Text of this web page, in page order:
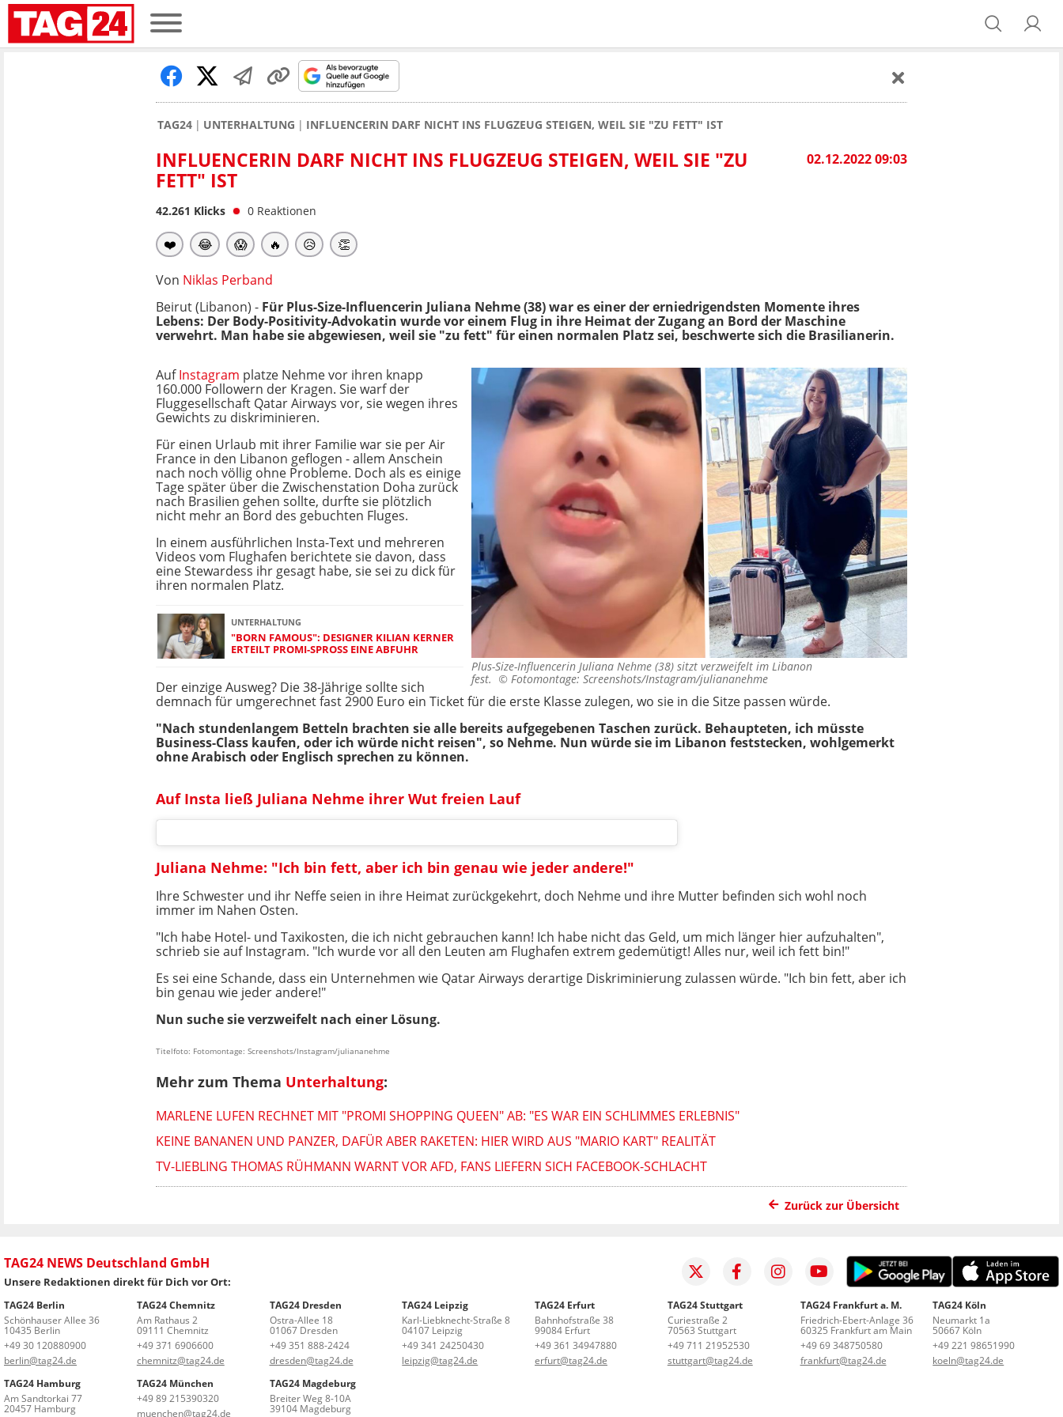
TAG24 UNTERHALTUNG INFLUENCERIN DARF NICHT INS FLUGZEUG STEIGEN, WEIL SIE "ZU FETT" IST
02.12.2022 09:03
INFLUENCERIN DARF NICHT INS FLUGZEUG STEIGEN, WEIL SIE "ZU
FETT" IST
42.261 Klicks 0 Reaktionen
❤️ 😂 😱 🔥 😥 👏
Von Niklas Perband
Beirut (Libanon) - Für Plus-Size-Influencerin Juliana Nehme (38) war es einer der erniedrigendsten Momente ihres
Lebens: Der Body-Positivity-Advokatin wurde vor einem Flug in ihre Heimat der Zugang an Bord der Maschine
verwehrt. Man habe sie abgewiesen, weil sie "zu fett" für einen normalen Platz sei, beschwerte sich die Brasilianerin.
Plus-Size-Influencerin Juliana Nehme (38) sitzt verzweifelt im Libanon
fest. © Fotomontage: Screenshots/Instagram/juliananehme
AufInstagram platze Nehme vor ihren knapp
160.000 Followern der Kragen. Sie warf der
Fluggesellschaft Qatar Airways vor, sie wegen ihres
Gewichts zu diskriminieren.
Für einen Urlaub mit ihrer Familie war sie per Air
France in den Libanon geflogen - allem Anschein
nach noch völlig ohne Probleme. Doch als es einige
Tage später über die Zwischenstation Doha zurück
nach Brasilien gehen sollte, durfte sie plötzlich
nicht mehr an Bord des gebuchten Fluges.
In einem ausführlichen Insta-Text und mehreren
Videos vom Flughafen berichtete sie davon, dass
eine Stewardess ihr gesagt habe, sie sei zu dick für
ihren normalen Platz.
UNTERHALTUNG
"BORN FAMOUS": DESIGNER KILIAN KERNER
ERTEILT PROMI-SPROSS EINE ABFUHR
Der einzige Ausweg? Die 38-Jährige sollte sich
demnach für umgerechnet fast 2900 Euro ein Ticket für die erste Klasse zulegen, wo sie in die Sitze passen würde.
"Nach stundenlangem Betteln brachten sie alle bereits aufgegebenen Taschen zurück. Behaupteten, ich müsste
Business-Class kaufen, oder ich würde nicht reisen", so Nehme. Nun würde sie im Libanon feststecken, wohlgemerkt
ohne Arabisch oder Englisch sprechen zu können.
Auf Insta ließ Juliana Nehme ihrer Wut freien Lauf
Juliana Nehme: "Ich bin fett, aber ich bin genau wie jeder andere!"
Ihre Schwester und ihr Neffe seien in ihre Heimat zurückgekehrt, doch Nehme und ihre Mutter befinden sich wohl noch
immer im Nahen Osten.
"Ich habe Hotel- und Taxikosten, die ich nicht gebrauchen kann! Ich habe nicht das Geld, um mich länger hier aufzuhalten",
schrieb sie auf Instagram. "Ich wurde vor all den Leuten am Flughafen extrem gedemütigt! Alles nur, weil ich fett bin!"
Es sei eine Schande, dass ein Unternehmen wie Qatar Airways derartige Diskriminierung zulassen würde. "Ich bin fett, aber ich
bin genau wie jeder andere!"
Nun suche sie verzweifelt nach einer Lösung.
Titelfoto: Fotomontage: Screenshots/Instagram/juliananehme
Mehr zum Thema Unterhaltung:
MARLENE LUFEN RECHNET MIT "PROMI SHOPPING QUEEN" AB: "ES WAR EIN SCHLIMMES ERLEBNIS"
KEINE BANANEN UND PANZER, DAFÜR ABER RAKETEN: HIER WIRD AUS "MARIO KART" REALITÄT
TV-LIEBLING THOMAS RÜHMANN WARNT VOR AFD, FANS LIEFERN SICH FACEBOOK-SCHLACHT
Zurück zur Übersicht
TAG24 NEWS Deutschland GmbH
Unsere Redaktionen direkt für Dich vor Ort:
TAG24 Berlin
Schönhauser Allee 36
10435 Berlin
+49 30 120880900
berlin@tag24.de
TAG24 Chemnitz
Am Rathaus 2
09111 Chemnitz
+49 371 6906600
chemnitz@tag24.de
TAG24 Dresden
Ostra-Allee 18
01067 Dresden
+49 351 888-2424
dresden@tag24.de
TAG24 Leipzig
Karl-Liebknecht-Straße 8
04107 Leipzig
+49 341 24250430
leipzig@tag24.de
TAG24 Erfurt
Bahnhofstraße 38
99084 Erfurt
+49 361 34947880
erfurt@tag24.de
TAG24 Stuttgart
Curiestraße 2
70563 Stuttgart
+49 711 21952530
stuttgart@tag24.de
TAG24 Frankfurt a. M.
Friedrich-Ebert-Anlage 36
60325 Frankfurt am Main
+49 69 348750580
frankfurt@tag24.de
TAG24 Köln
Neumarkt 1a
50667 Köln
+49 221 98651990
koeln@tag24.de
TAG24 Hamburg
Am Sandtorkai 77
20457 Hamburg
TAG24 München
+49 89 215390320
muenchen@tag24.de
TAG24 Magdeburg
Breiter Weg 8-10A
39104 Magdeburg